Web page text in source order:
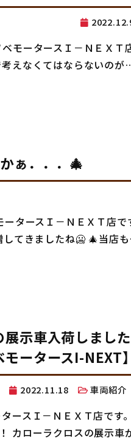
モータースＩ－ＮＥＸ
えなくてはならないの
ぁ．．．🎄
ータースＩ－ＮＥＸＴ店
てきましたね🥶 🎄当店
示車入荷しまし
ータースI-NEXT】
2022.11.18 車両紹介
ースＩ－ＮＥＸＴ店で
カローラクロスの展示車